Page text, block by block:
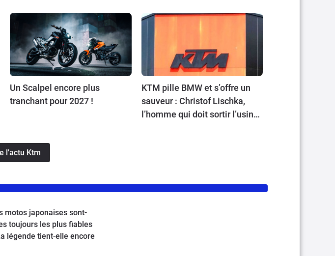
Un Scalpel encore plus
tranchant pour 2027 !
KTM pille BMW et s’offre un
sauveur : Christof Lischka,
l’homme qui doit sortir l’usine
l'actu Ktm
motos japonaises sont-
toujours les plus fiables
légende tient-elle encore